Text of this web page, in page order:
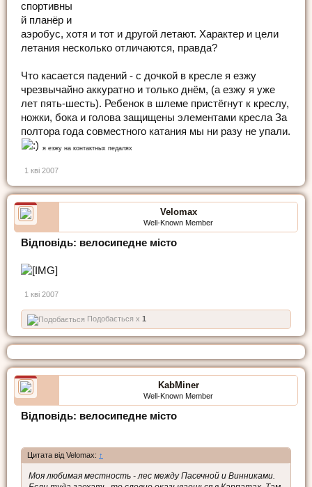
спортивны
й планёр и
аэробус, хотя и тот и другой летают. Характер и цели
летания несколько отличаются, правда?
Что касается падений - с дочкой в кресле я езжу
чрезвычайно аккуратно и только днём, (а езжу я уже
лет пять-шесть). Ребенок в шлеме пристёгнут к креслу,
ножки, бока и голова защищены элементами кресла За
полтора года совместного катания мы ни разу не упали.
я езжу на контактных педалях
1 кві 2007
Velomax
Well-Known Member
Відповідь: велосипедне місто
1 кві 2007
Подобається x 1
KabMiner
Well-Known Member
Відповідь: велосипедне місто
Цитата від Velomax: ↑
Моя любимая местность - лес между Пасечной и Винниками.